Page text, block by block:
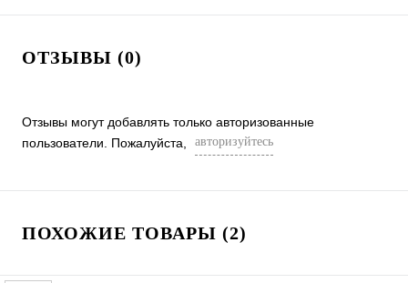
ОТЗЫВЫ (0)
Отзывы могут добавлять только авторизованные
пользователи. Пожалуйста,
авторизуйтесь
ПОХОЖИЕ ТОВАРЫ (2)